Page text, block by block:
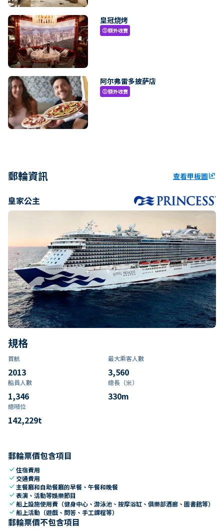
皇冠烧烤
paid額外收費
阿尔弗雷多披萨店
paid額外收費
郵輪資訊 查看甲板圖ungroup
皇家公主
規格
首航
2013
最大乘客人數
3,560
船員人數
1,346
總長（米）
330m
總噸位
142,229t
郵輪票價包含項目
check住宿費用
check 交通費用
check 主餐廳和自助餐廳的早餐、午餐和晚餐
check表演、活動等娛樂節目
check船上設施使用費（健身中心、游泳池、按摩浴缸、俱樂部酒廊、圖書館等）
check船上活動（遊戲、問答、手工課程等）
郵輪票價不包含項目